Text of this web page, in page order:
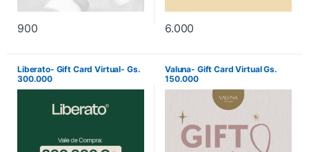
900 6.000
Liberato- Gift Card Virtual- Gs.
300.000
Valuna- Gift Card Virtual Gs.
150.000